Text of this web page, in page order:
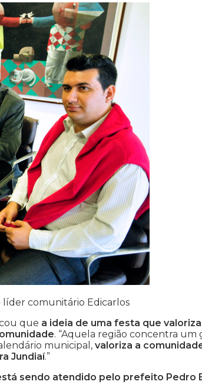
líder comunitário Edicarlos
que a ideia de uma festa que
. “Aquela região concentra um
municipal, valoriza a
Jundiaí.”
sendo atendido pelo prefeito Pedro